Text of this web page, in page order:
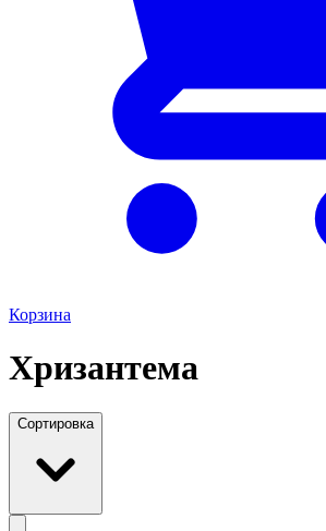
Корзина
Хризантема
Сортировка